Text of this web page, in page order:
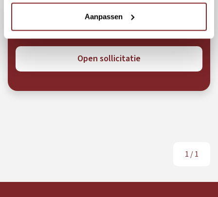
Aanpassen
Niet de baan die je zoekt?
Open sollicitatie
1 /1